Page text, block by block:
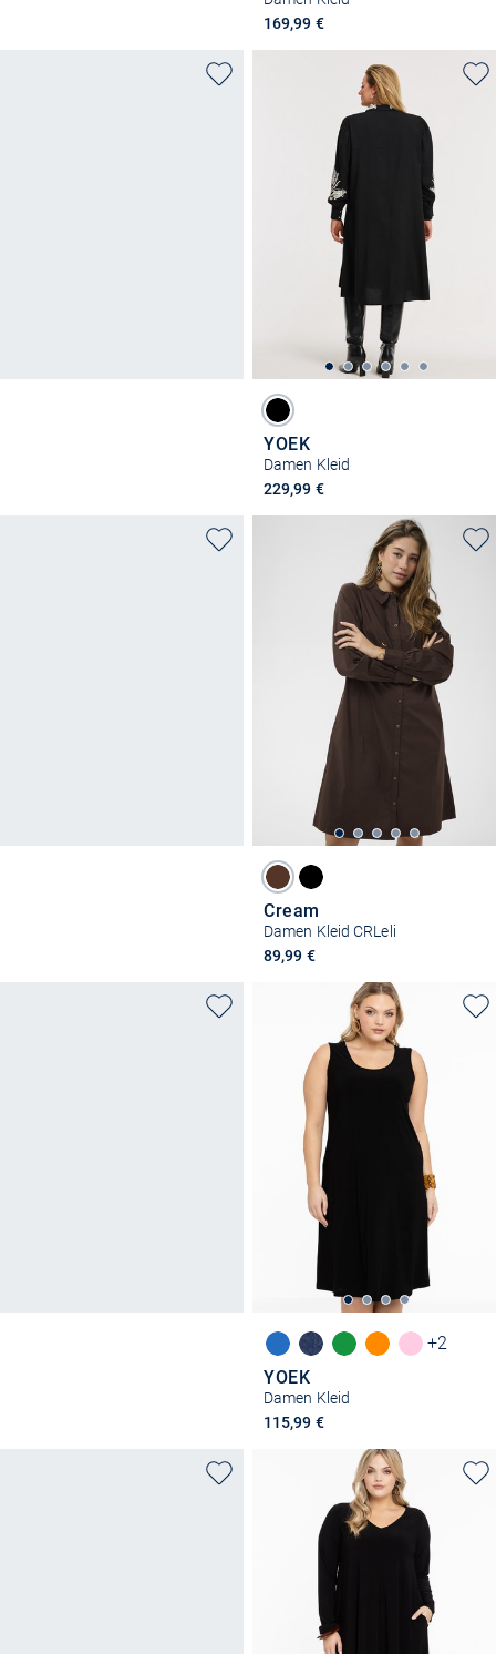
169,99 €
YOEK
Damen Kleid
229,99 €
Cream
Damen Kleid CRLeli
89,99 €
+2
YOEK
Damen Kleid
115,99 €